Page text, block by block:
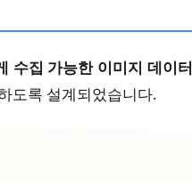
수집 가능한 이미지 데이터
도록 설계되었습니다.